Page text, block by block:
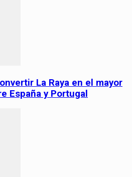
La Raya en el mayor
España y Portugal